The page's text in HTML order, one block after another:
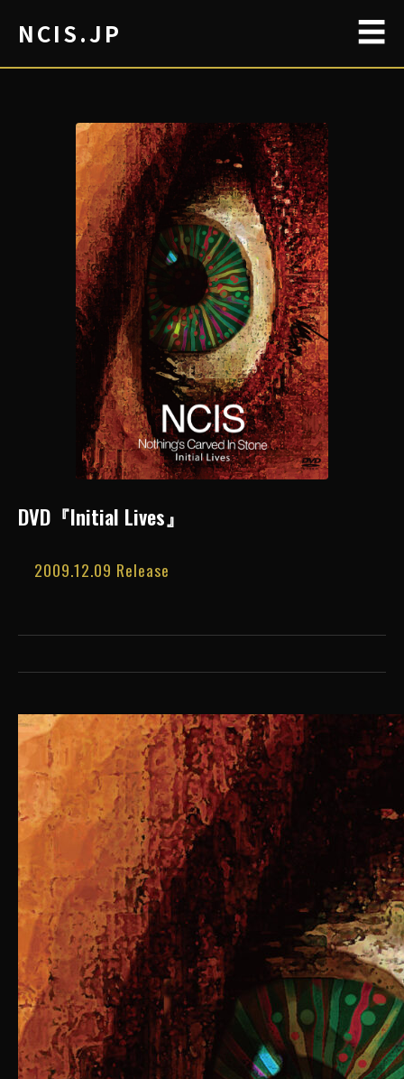
NCIS.JP ☰
DVD『Initial Lives』
2009.12.09 Release